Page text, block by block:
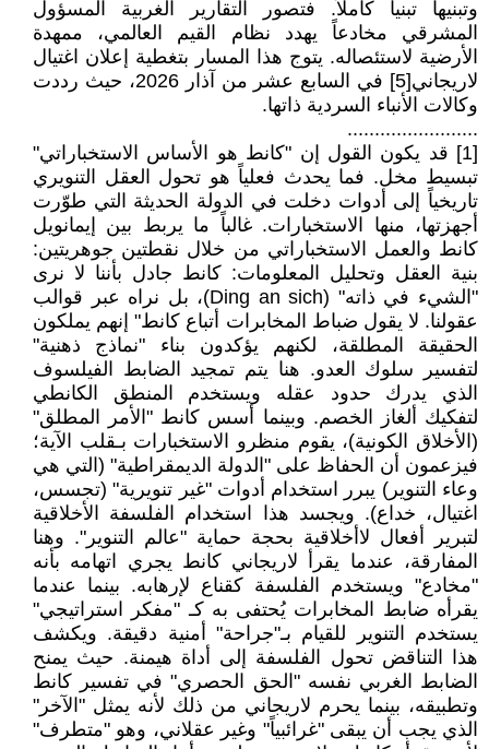
وتبنيها تبنياً كاملاً. فتصور التقارير الغربية المسؤول
المشرقي مخادعاً يهدد نظام القيم العالمي، ممهدة
الأرضية لاستئصاله. يتوج هذا المسار بتغطية إعلان اغتيال
لاريجاني[5] في السابع عشر من آذار 2026، حيث رددت
وكالات الأنباء السردية ذاتها.
........................
[1] قد يكون القول إن "كانط هو الأساس الاستخباراتي"
تبسيط مخل. فما يحدث فعلياً هو تحول العقل التنويري
تاريخياً إلى أدوات دخلت في الدولة الحديثة التي طوّرت
أجهزتها، منها الاستخبارات. غالباً ما يربط بين إيمانويل
كانط والعمل الاستخباراتي من خلال نقطتين جوهريتين:
بنية العقل وتحليل المعلومات: كانط جادل بأننا لا نرى
"الشيء في ذاته" (Ding an sich)، بل نراه عبر قوالب
عقولنا. لا يقول ضباط المخابرات أتباع كانط" إنهم يملكون
الحقيقة المطلقة، لكنهم يؤكدون بناء "نماذج ذهنية"
لتفسير سلوك العدو. هنا يتم تمجيد الضابط الفيلسوف
الذي يدرك حدود عقله ويستخدم المنطق الكانطي
لتفكيك ألغاز الخصم. وبينما أسس كانط "الأمر المطلق"
(الأخلاق الكونية)، يقوم منظرو الاستخبارات بـقلب الآية؛
فيزعمون أن الحفاظ على "الدولة الديمقراطية" (التي هي
وعاء التنوير) يبرر استخدام أدوات "غير تنويرية" (تجسس،
اغتيال، خداع). ويجسد هذا استخدام الفلسفة الأخلاقية
لتبرير أفعال لاأخلاقية بحجة حماية "عالم التنوير". وهنا
المفارقة، عندما يقرأ لاريجاني كانط يجري اتهامه بأنه
"مخادع" ويستخدم الفلسفة كقناع لإرهابه. بينما عندما
يقرأه ضابط المخابرات يُحتفى به كـ "مفكر استراتيجي"
يستخدم التنوير للقيام بـ"جراحة" أمنية دقيقة. ويكشف
هذا التناقض تحول الفلسفة إلى أداة هيمنة. حيث يمنح
الضابط الغربي نفسه "الحق الحصري" في تفسير كانط
وتطبيقه، بينما يحرم لاريجاني من ذلك لأنه يمثل "الآخر"
الذي يجب أن يبقى "غرائبياً" وغير عقلاني، وهو "متطرف"